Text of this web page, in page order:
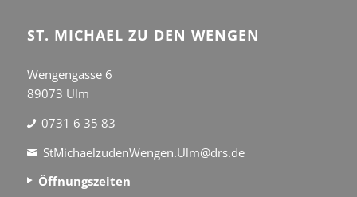
ST. MICHAEL ZU DEN WENGEN
Wengengasse 6
89073 Ulm
0731 6 35 83
StMichaelzudenWengen.Ulm@drs.de
Öffnungszeiten